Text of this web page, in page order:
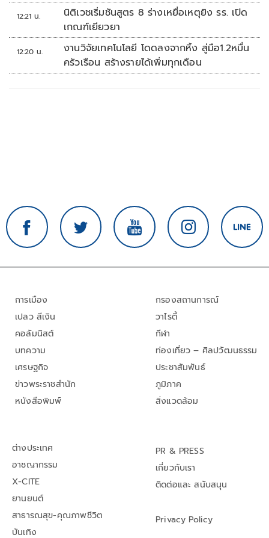
12:21 น.
นิติเวชเริ่มชันสูตร 8 ร่างเหยื่อเหตุยิง รร. เปิด
เกณฑ์เยียวยา
12:20 น.
งานวิจัยเทคโนโลยี โดดลงจากหิ้ง สู่มือ1.2หมื่น
ครัวเรือน สร้างรายได้เพิ่มทุกเดือน
การเมือง
เปลว สีเงิน
คอลัมนิสต์
บทความ
เศรษฐกิจ
ข่าวพระราชสำนัก
หนังสือพิมพ์
กรองสถานการณ์
วาไรตี้
กีฬา
ท่องเที่ยว – ศิลปวัฒนธรรม
ประชาสัมพันธ์
ภูมิภาค
สิ่งแวดล้อม
ต่างประเทศ
อาชญากรรม
X-CITE
ยานยนต์
สาธารณสุข-คุณภาพชีวิต
บันเทิง
PR & PRESS
เกี่ยวกับเรา
ติดต่อและ สนับสนุน
Privacy Policy